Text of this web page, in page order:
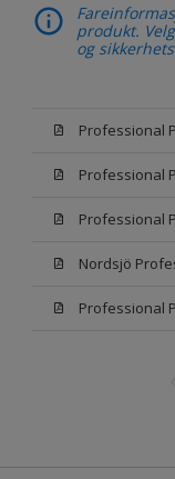
produkt.
og
Professional
Professional
Professional
Nordsjö
Professional